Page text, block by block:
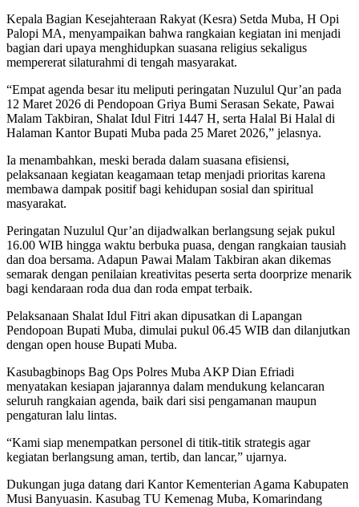
Kepala Bagian Kesejahteraan Rakyat (Kesra) Setda Muba, H Opi
Palopi MA, menyampaikan bahwa rangkaian kegiatan ini menjadi
bagian dari upaya menghidupkan suasana religius sekaligus
mempererat silaturahmi di tengah masyarakat.
“Empat agenda besar itu meliputi peringatan Nuzulul Qur’an pada
12 Maret 2026 di Pendopoan Griya Bumi Serasan Sekate, Pawai
Malam Takbiran, Shalat Idul Fitri 1447 H, serta Halal Bi Halal di
Halaman Kantor Bupati Muba pada 25 Maret 2026,” jelasnya.
Ia menambahkan, meski berada dalam suasana efisiensi,
pelaksanaan kegiatan keagamaan tetap menjadi prioritas karena
membawa dampak positif bagi kehidupan sosial dan spiritual
masyarakat.
Peringatan Nuzulul Qur’an dijadwalkan berlangsung sejak pukul
16.00 WIB hingga waktu berbuka puasa, dengan rangkaian tausiah
dan doa bersama. Adapun Pawai Malam Takbiran akan dikemas
semarak dengan penilaian kreativitas peserta serta doorprize menarik
bagi kendaraan roda dua dan roda empat terbaik.
Pelaksanaan Shalat Idul Fitri akan dipusatkan di Lapangan
Pendopoan Bupati Muba, dimulai pukul 06.45 WIB dan dilanjutkan
dengan open house Bupati Muba.
Kasubagbinops Bag Ops Polres Muba AKP Dian Efriadi
menyatakan kesiapan jajarannya dalam mendukung kelancaran
seluruh rangkaian agenda, baik dari sisi pengamanan maupun
pengaturan lalu lintas.
“Kami siap menempatkan personel di titik-titik strategis agar
kegiatan berlangsung aman, tertib, dan lancar,” ujarnya.
Dukungan juga datang dari Kantor Kementerian Agama Kabupaten
Musi Banyuasin. Kasubag TU Kemenag Muba, Komarindang